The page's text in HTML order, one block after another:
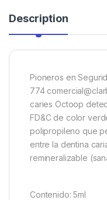
Description
Pioneros en
774
caries Octoop
FD&C de color
polipropileno que
entre la dentina
remineralizable
Contenido: 5ml